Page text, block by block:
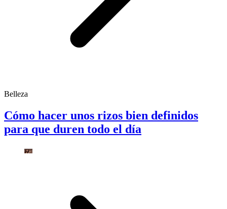
Belleza
Cómo hacer unos rizos bien definidos
para que duren todo el día